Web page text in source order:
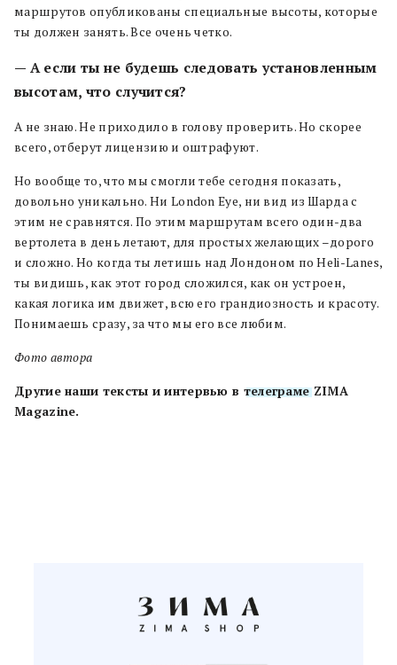
маршрутов опубликованы специальные высоты, которые
ты должен занять. Все очень четко.
— А если ты не будешь следовать установленным
высотам, что случится?
А не знаю. Не приходило в голову проверить. Но скорее
всего, отберут лицензию и оштрафуют.
Но вообще то, что мы смогли тебе сегодня показать,
довольно уникально. Ни London Eye, ни вид из Шарда с
этим не сравнятся. По этим маршрутам всего один-два
вертолета в день летают, для простых желающих –дорого
и сложно. Но когда ты летишь над Лондоном по Heli-Lanes,
ты видишь, как этот город сложился, как он устроен,
какая логика им движет, всю его грандиозность и красоту.
Понимаешь сразу, за что мы его все любим.
Фото автора
Другие наши тексты и интервью в телеграмеZIMA
Magazine.